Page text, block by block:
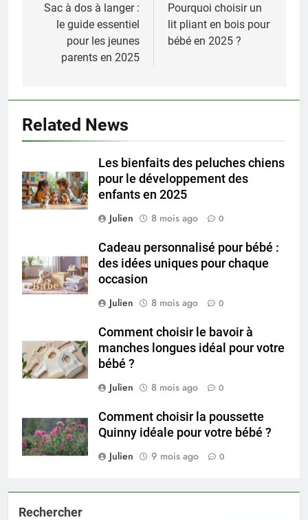
de
l’article
Sac à dos à langer :
le guide essentiel
pour les jeunes
parents en 2025
Pourquoi choisir un
lit pliant en bois pour
bébé en 2025 ?
Related News
Les bienfaits des peluches chiens
pour le développement des
enfants en 2025
Julien
8 mois ago 0
Cadeau personnalisé pour bébé :
des idées uniques pour chaque
occasion
Julien
8 mois ago 0
Comment choisir le bavoir à
manches longues idéal pour votre
bébé ?
Julien
8 mois ago 0
Comment choisir la poussette
Quinny idéale pour votre bébé ?
Julien
9 mois ago 0
Rechercher